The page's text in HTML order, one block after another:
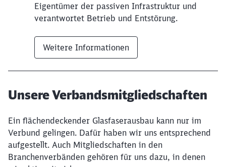
Eigentümer der passiven Infrastruktur und
verantwortet Betrieb und Entstörung.
Weitere Informationen
Unsere Verbandsmitgliedschaften
Ein flächendeckender Glasfaserausbau kann nur im
Verbund gelingen. Dafür haben wir uns entsprechend
aufgestellt. Auch Mitgliedschaften in den
Branchenverbänden gehören für uns dazu, in denen